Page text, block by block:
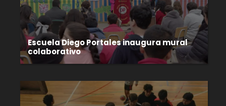
Escuela Diego Portales inaugura mural
colaborativo